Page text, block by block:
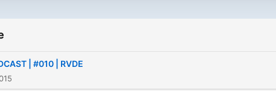
| #010 | RVDE